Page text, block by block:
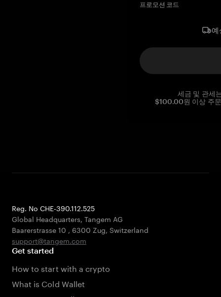
프로모션 코드
예
세금 및 관세
$100.00원 이상 주
Reg. No CHE-390.112.525
Global Headquarters, Tangem AG
Baarerstrasse 10 , 6300 Zug, Switzerland
support@tangem.com
Get started
How to start with a crypto
What is Cold Wallet